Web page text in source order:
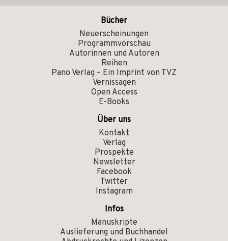
Bücher
Neuerscheinungen
Programmvorschau
Autorinnen und Autoren
Reihen
Pano Verlag – Ein Imprint von TVZ
Vernissagen
Open Access
E-Books
Über uns
Kontakt
Verlag
Prospekte
Newsletter
Facebook
Twitter
Instagram
Infos
Manuskripte
Auslieferung und Buchhandel